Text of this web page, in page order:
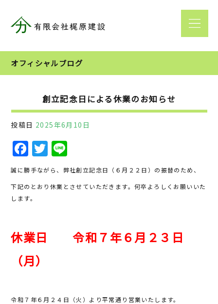
オフィシャルブログ
創立記念日による休業のお知らせ
投稿日 2025年6月10日
F
a
c
e
o
o
k
T
w
it
te
n
e
誠に勝手ながら、弊社創立記念日（６月２２日）の振替のため、
下記のとおり休業とさせていただきます。何卒よろしくお願いいた
します。
休業日 令和７年６月２３日
（月）
令和７年６月２４日（火）より平常通り営業いたします。